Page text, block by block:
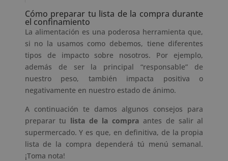
Cómo preparar tu lista de la compra durante
el confinamiento
La alimentación es una poderosa herramienta que,
si no la usamos como debemos, tiene diferentes
tipos de impacto sobre nosotros. Por ejemplo,
además de ser la principal “responsable” de
nuestro peso, también impacta positiva o
negativamente en nuestro estado de ánimo.
A continuación te damos algunos consejos para
preparar tu lista de la compraantes de salir al
supermercado. Y es que, en definitiva, de la propia
lista de la compra dependerá tú menú semanal.
¡Toma nota!